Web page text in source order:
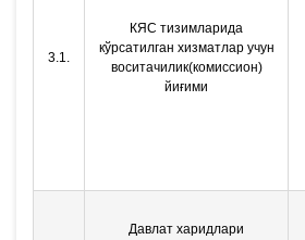
3.1.
КЯС тизимларида
кўрсатилган хизматлар учун
воситачилик(комиссион)
йиғими
Давлат харидлари